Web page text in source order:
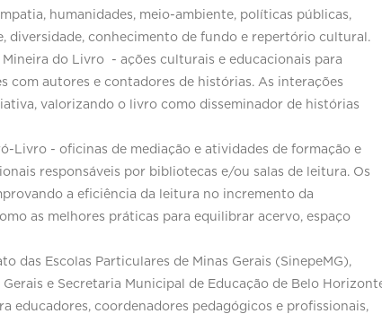
humanidades, meio-ambiente, políticas públicas,
diversidade, conhecimento de fundo e repertório cultural.
do Livro - ações culturais e educacionais para
com autores e contadores de histórias. As interações
valorizando o livro como disseminador de histórias
- oficinas de mediação e atividades de formação e
responsáveis por bibliotecas e/ou salas de leitura. Os
a eficiência da leitura no incremento da
as melhores práticas para equilibrar acervo, espaço
das Escolas Particulares de Minas Gerais (SinepeMG),
e Secretaria Municipal de Educação de Belo
educadores, coordenadores pedagógicos e profissionais,